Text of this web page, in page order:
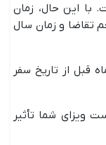
با این حال، زمان
تقاضا و زمان سال
قبل از تاریخ سفر
ویزای شما تأثیر